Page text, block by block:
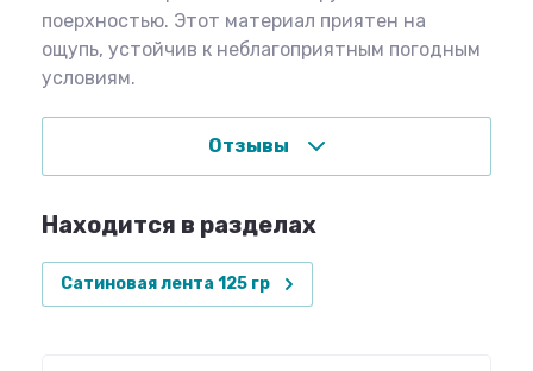
поерхностью. Этот материал приятен на
ощупь, устойчив к неблагоприятным погодным
условиям.
Отзывы
Находится в разделах
Сатиновая лента 125 гр